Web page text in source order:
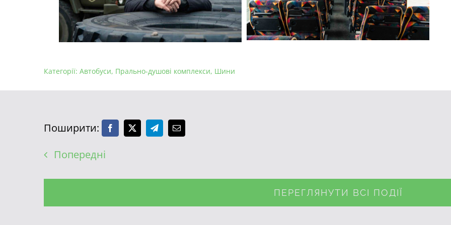
Категорії: Автобуси, Прально-душові комплекси, Шини
Поширити:
Попередні
ПЕРЕГЛЯНУТИ ВСІ ПОДІЇ